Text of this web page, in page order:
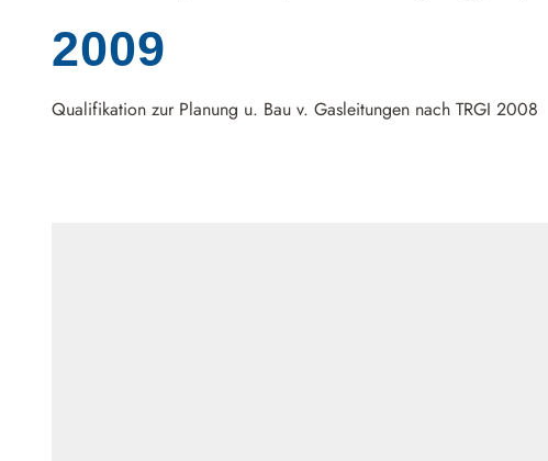
2009
Qualifikation zur Planung u. Bau v. Gasleitungen nach TRGI 2008